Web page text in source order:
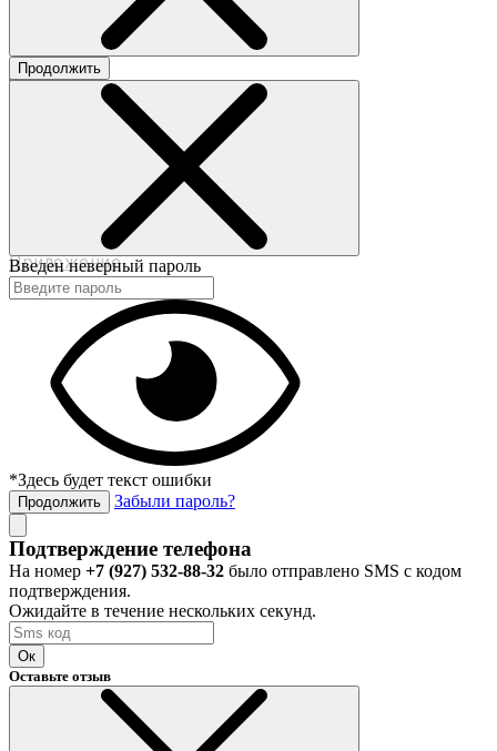
©2017-2020 beautybox.ru
Договор-оферта
Пользовательское соглашение
Политика конфиденциальности
Приложение
Продолжить
Введен неверный пароль
*Здесь будет текст ошибки
Продолжить Забыли пароль?
Подтверждение телефона
На номер +7 (927) 532-88-32 было отправлено SMS с кодом
подтверждения.
Ожидайте в течение нескольких секунд.
Ок
Оставьте отзыв